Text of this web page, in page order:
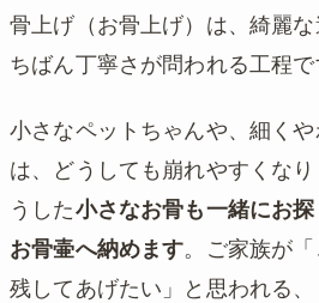
骨上げ（お骨上げ）は、綺麗
ちばん丁寧さが問われる工程で
小さなペットちゃんや、細く
は、どうしても崩れやすくな
うした小さなお骨も一緒にお
お骨壷へ納めます。ご家族が
残してあげたい」と思われる